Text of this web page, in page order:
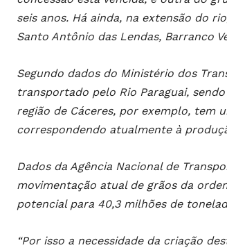
seis anos. Há ainda, na extensão do
Santo Antônio das Lendas, Barranco
Segundo dados do Ministério dos
transportado pelo Rio Paraguai,
região de Cáceres, por exemplo, tem
correspondendo atualmente à
Dados da Agência Nacional de
movimentação atual de grãos da
potencial para 40,3 milhões de
“Por isso a necessidade da criação